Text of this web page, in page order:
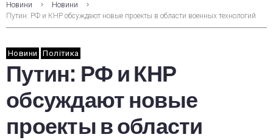
Новини
Новини
Путин: РФ и КНР обсуждают новые проекты в области военных технологий
Новини Політика
Путин: РФ и КНР
обсуждают новые
проекты в области